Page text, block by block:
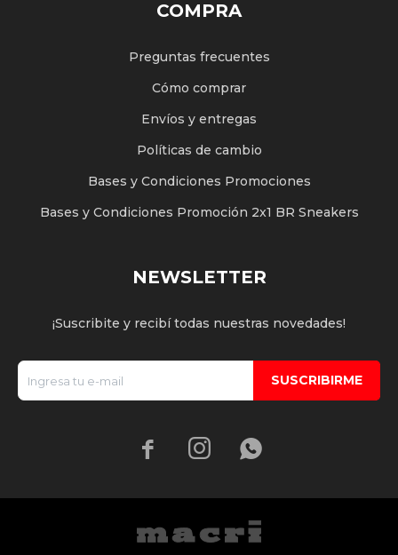
COMPRA
Preguntas frecuentes
Cómo comprar
Envíos y entregas
Políticas de cambio
Bases y Condiciones Promociones
Bases y Condiciones Promoción 2x1 BR Sneakers
NEWSLETTER
¡Suscribite y recibí todas nuestras novedades!
SUSCRIBIRME
  